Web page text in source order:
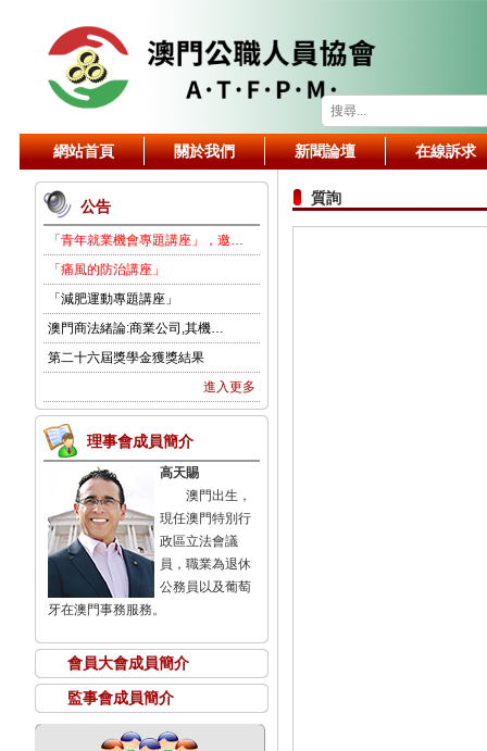
網站首頁 關於我們 新聞論壇 在線訴求
公告
「青年就業機會專題講座」，邀…
「痛風的防治講座」
「減肥運動專題講座」
澳門商法緒論:商業公司,其機…
第二十六屆獎學金獲獎結果
進入更多
理事會成員簡介
高天賜
澳門出生，
現任澳門特別行
政區立法會議
員，職業為退休
公務員以及葡萄
牙在澳門事務服務。
會員大會成員簡介
監事會成員簡介
質詢